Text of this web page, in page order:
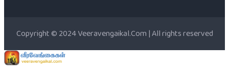
Copyright © 2024 Veeravengaikal.Com | All rights reserved